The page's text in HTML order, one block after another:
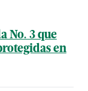
No. 3 que
en